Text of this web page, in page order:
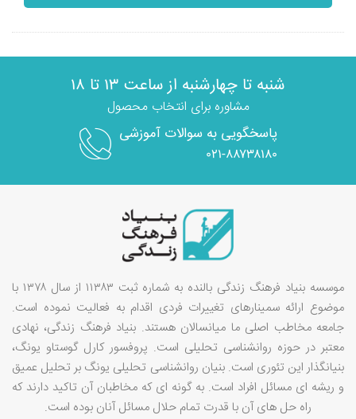
شنبه تا چهارشنبه از ساعت ۱۳ تا ۱۸
مشاوره برای انتخاب محصول
پاسخگویی به سوالات آموزشی
۰۲۱-۸۸۷۳۸۱۸۰
موسسه بنیاد فرهنگ زندگی بالنده به شماره ثبت ۱۱۳۸۳ از سال ۱۳۷۸ با
موضوع ارائه سمینارهای تغییرات فردی اقدام به فعالیت نموده است.
جامعه مخاطب اصلی ما میانسالان هستند. بنیاد فرهنگ زندگی، نهادی
معتبر در حوزه روانشناسی تحلیلی است. پروفسور کارل گوستاو یونگ،
بنیانگذار این تئوری است. بنیان روانشناسی تحلیلی یونگ بر تحلیل عمیق
و ریشه ای مسائل افراد است. به گونه ای که مخاطبان آن تاکید دارند که
راه حل های آن با قدرت تمام حلال مسائل آنان بوده است.